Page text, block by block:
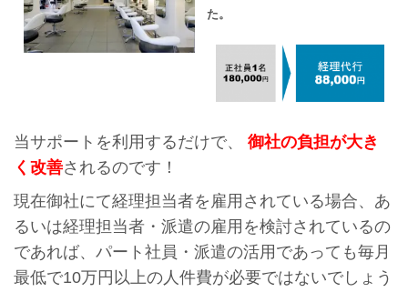
た。
当サポートを利用するだけで、 御社の負担が大き
く改善されるのです！
現在御社にて経理担当者を雇用されている場合、あ
るいは経理担当者・派遣の雇用を検討されているの
であれば、パート社員・派遣の活用であっても毎月
最低で10万円以上の人件費が必要ではないでしょう